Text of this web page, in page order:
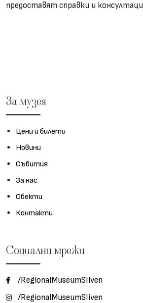
предоставят справки и
За музея
Цени и билети
Новини
Събития
За нас
Обекти
Контакти
Социални мрежи
/RegionalMuseumSliven
/RegionalMuseumSliven